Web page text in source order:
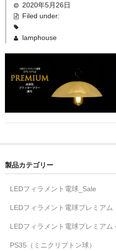
ストリングライト（提灯コード）
きらめくLED電球ブリリアント
アウトレット品
2020年5月26日
Filed under:
lamphouse
製品カテゴリー
LEDフィラメント電球_Sale
LEDフィラメント電球プレミアム
LEDフィラメント電球プレミアム
PS35（ミニクリプトン球）